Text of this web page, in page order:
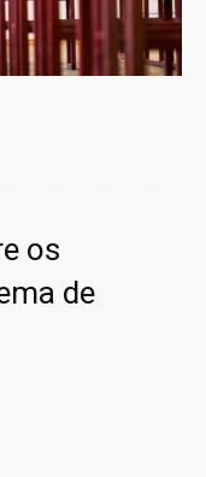
os
de